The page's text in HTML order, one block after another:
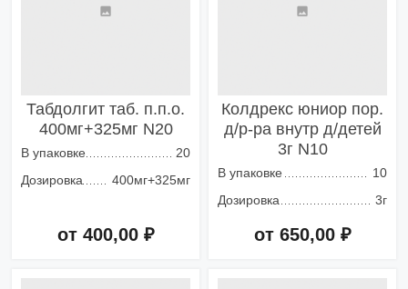
Табдолгит таб. п.п.о.
400мг+325мг N20
В упаковке
20
Дозировка
400мг+325мг
от 400,00 ₽
Колдрекс юниор пор.
д/р-ра внутр д/детей
3г N10
В упаковке
10
Дозировка
3г
от 650,00 ₽